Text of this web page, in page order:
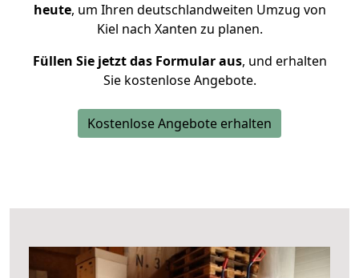
heute, um Ihren deutschlandweiten Umzug von
Kiel nach Xanten zu planen.
Füllen Sie jetzt das Formular aus, und erhalten
Sie kostenlose Angebote.
Kostenlose Angebote erhalten